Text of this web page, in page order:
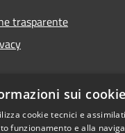
trasparente
accessibilitàsui cookie
cookie tecnici e
funzionamento e alla